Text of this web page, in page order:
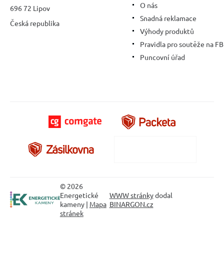
696 72 Lipov
Česká republika
O nás
Snadná reklamace
Výhody produktů
Pravidla pro soutěže na FB
Puncovní úřad
© 2026
Energetické
kameny | Mapa
stránek
WWW stránkydodal
BINARGON.cz